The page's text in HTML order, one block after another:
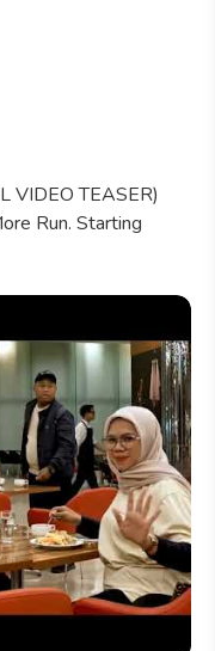
VIDEO TEASER)
Run. Starting